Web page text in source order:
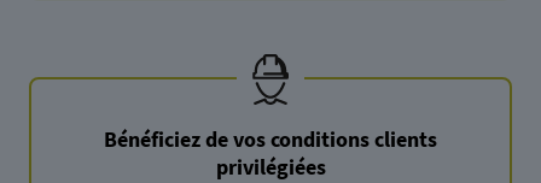
Bénéficiez de vos conditions clients
privilégiées